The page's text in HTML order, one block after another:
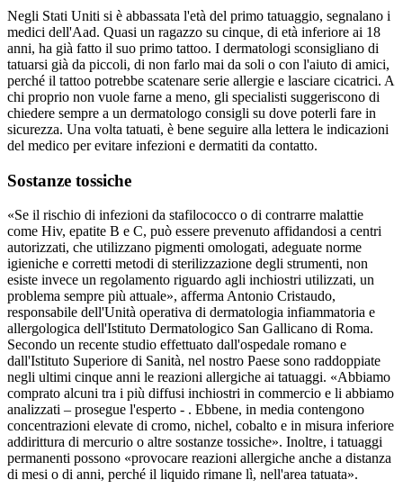
Negli Stati Uniti si è abbassata l'età del primo tatuaggio, segnalano i
medici dell'Aad. Quasi un ragazzo su cinque, di età inferiore ai 18
anni, ha già fatto il suo primo tattoo. I dermatologi sconsigliano di
tatuarsi già da piccoli, di non farlo mai da soli o con l'aiuto di amici,
perché il tattoo potrebbe scatenare serie allergie e lasciare cicatrici. A
chi proprio non vuole farne a meno, gli specialisti suggeriscono di
chiedere sempre a un dermatologo consigli su dove poterli fare in
sicurezza. Una volta tatuati, è bene seguire alla lettera le indicazioni
del medico per evitare infezioni e dermatiti da contatto.
Sostanze tossiche
«Se il rischio di infezioni da stafilococco o di contrarre malattie
come Hiv, epatite B e C, può essere prevenuto affidandosi a centri
autorizzati, che utilizzano pigmenti omologati, adeguate norme
igieniche e corretti metodi di sterilizzazione degli strumenti, non
esiste invece un regolamento riguardo agli inchiostri utilizzati, un
problema sempre più attuale», afferma Antonio Cristaudo,
responsabile dell'Unità operativa di dermatologia infiammatoria e
allergologica dell'Istituto Dermatologico San Gallicano di Roma.
Secondo un recente studio effettuato dall'ospedale romano e
dall'Istituto Superiore di Sanità, nel nostro Paese sono raddoppiate
negli ultimi cinque anni le reazioni allergiche ai tatuaggi. «Abbiamo
comprato alcuni tra i più diffusi inchiostri in commercio e li abbiamo
analizzati – prosegue l'esperto - . Ebbene, in media contengono
concentrazioni elevate di cromo, nichel, cobalto e in misura inferiore
addirittura di mercurio o altre sostanze tossiche». Inoltre, i tatuaggi
permanenti possono «provocare reazioni allergiche anche a distanza
di mesi o di anni, perché il liquido rimane lì, nell'area tatuata».